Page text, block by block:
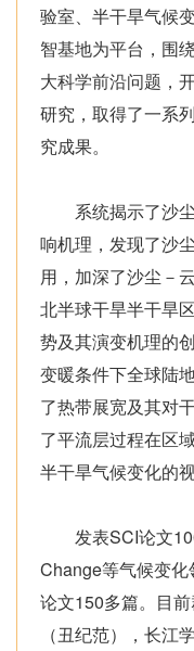
验室、半干旱气候
智基地为平台，围
大科学前沿问题，
研究，取得了一系
究成果。
系统揭示了沙尘
响机理，发现了沙
用，加深了沙尘－
北半球干旱半干旱
势及其演变机理的
变暖条件下全球陆
了热带展宽及其对
了平流层过程在区
半干旱气候变化的视
发表SCI论文
Change等气候变
论文150多篇。目
（丑纪范），长江